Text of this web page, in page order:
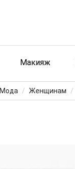
Макияж
Мода Женщинам